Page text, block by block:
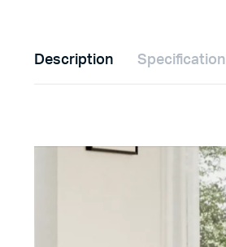
Description Specification